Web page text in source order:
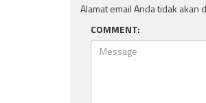
Alamat email Anda tidak akan
COMMENT: